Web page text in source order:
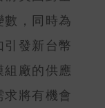
，同時為
引發新台幣
組廠的供應
將有機會